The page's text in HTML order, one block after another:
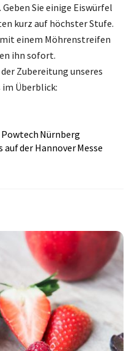
Sie einige Eiswürfel
kurz auf höchster Stufe.
einem Möhrenstreifen
ihn sofort.
Zubereitung unseres
Überblick:
Nürnberg
der Hannover Messe